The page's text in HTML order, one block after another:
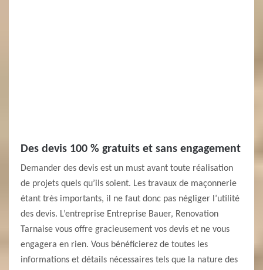
Des devis 100 % gratuits et sans engagement
Demander des devis est un must avant toute réalisation
de projets quels qu’ils soient. Les travaux de maçonnerie
étant très importants, il ne faut donc pas négliger l’utilité
des devis. L’entreprise Entreprise Bauer, Renovation
Tarnaise vous offre gracieusement vos devis et ne vous
engagera en rien. Vous bénéficierez de toutes les
informations et détails nécessaires tels que la nature des